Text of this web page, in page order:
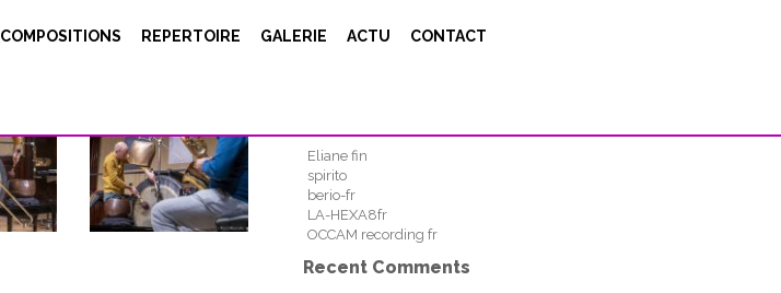
COMPOSITIONS REPERTOIRE GALERIE ACTU CONTACT
Search
Eliane fin
spirito
berio-fr
LA-HEXA8fr
OCCAM recording fr
Recent Comments